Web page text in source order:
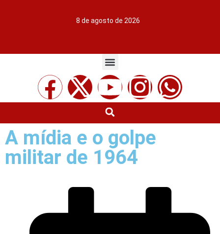
8 de agosto de 2026
A mídia e o golpe
militar de 1964